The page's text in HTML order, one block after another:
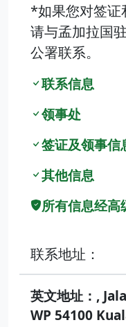
*如果您对签证
请与孟加拉国
公署联系。
联系信息
领事处
签证及领事信
其他信息
所有信息经高
联系地址：
英文地址：,
WP 54100